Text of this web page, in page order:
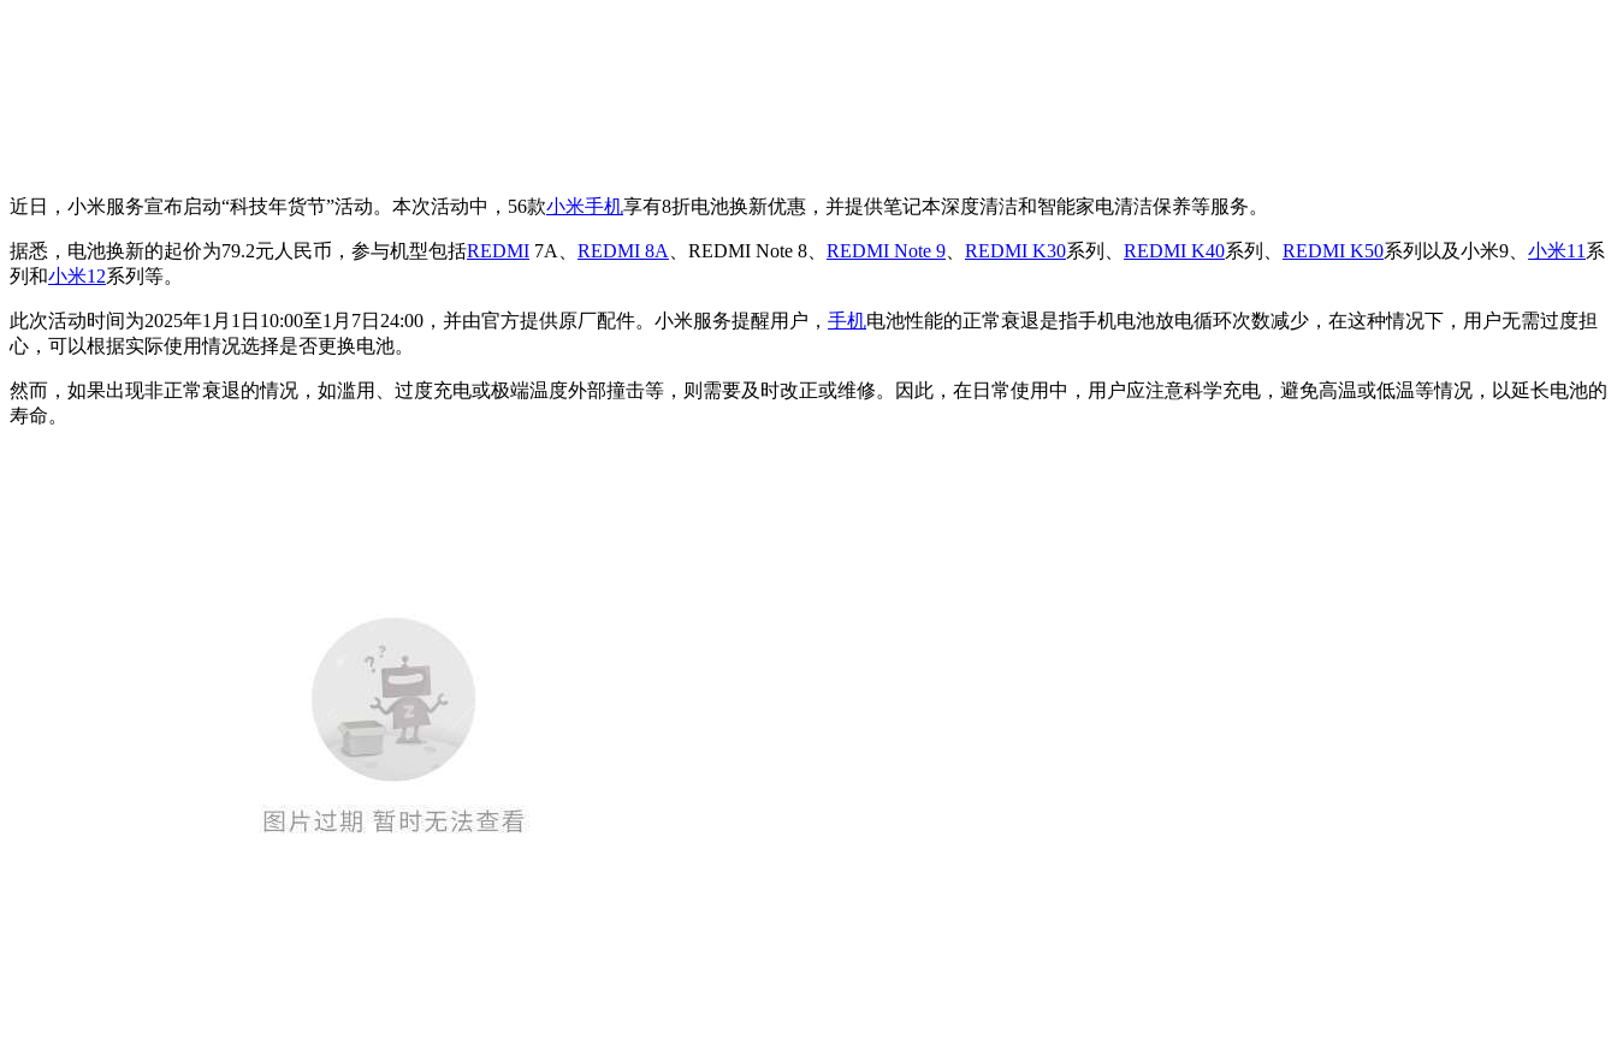
近日，小米服务宣布启动“科技年货节”活动。本次活动中，56款小米手机享有8折电池换新优惠，并提供笔记本深度清洁和智能家电清洁保养等服务。
据悉，电池换新的起价为79.2元人民币，参与机型包括REDMI 7A、 REDMI 8A 、REDMI Note 8、 REDMI Note 9 REDMI K30系列、 REDMI K40系列、 REDMI K50系列以及小米9、 小米11 系
列和小米12系列等。
此次活动时间为2025年1月1日10:00至1月7日24:00，并由官方提供原厂配件。小米服务提醒用户， 手机电池性能的正常衰退是指手机电池放电循环次数减少，在这种情况下，用户无需过度担
心，可以根据实际使用情况选择是否更换电池。
然而，如果出现非正常衰退的情况，如滥用、过度充电或极端温度外部撞击等，则需要及时改正或维修。因此，在日常使用中，用户应注意科学充电，避免高温或低温等情况，以延长电池的
寿命。